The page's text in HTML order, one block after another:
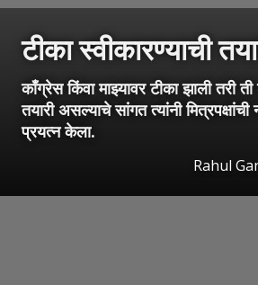
टीका स्वीकारण्याची
काँग्रेस किंवा माझ्यावर टीका झाली तरी
तयारी असल्याचे सांगत त्यांनी मित्रपक्षांची
प्रयत्न केला.
Rahul